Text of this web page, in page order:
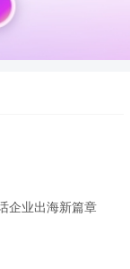
企业出海新篇章